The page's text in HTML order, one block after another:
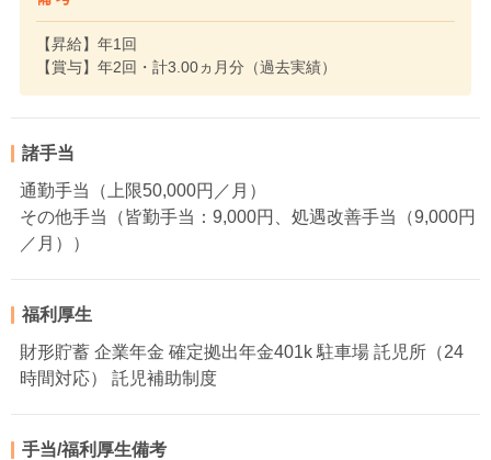
【昇給】年1回
【賞与】年2回・計3.00ヵ月分（過去実績）
諸手当
通勤手当（上限50,000円／月）
その他手当（皆勤手当：9,000円、処遇改善手当（9,000円
／月））
福利厚生
財形貯蓄 企業年金 確定拠出年金401k 駐車場 託児所（24
時間対応） 託児補助制度
手当/福利厚生備考